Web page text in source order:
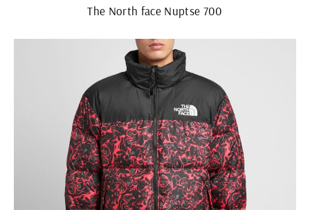
The North face Nuptse 700